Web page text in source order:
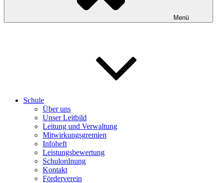
Menü
Schule
Über uns
Unser Leitbild
Leitung und Verwaltung
Mitwirkungsgremien
Infoheft
Leistungsbewertung
Schulordnung
Kontakt
Förderverein